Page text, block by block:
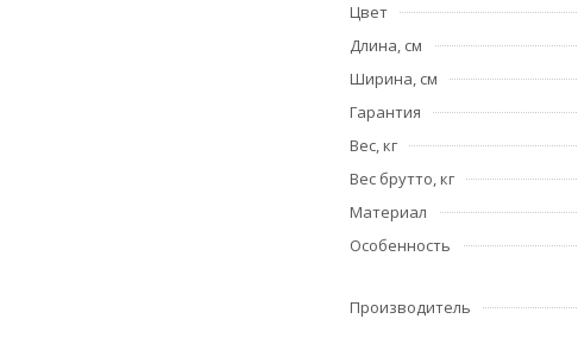
Цвет
Длина, см
Ширина, см
Гарантия
Вес, кг
Вес брутто, кг
Материал
Особенность
Производитель